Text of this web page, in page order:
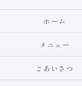
ホーム
メニュー
ごあいさつ